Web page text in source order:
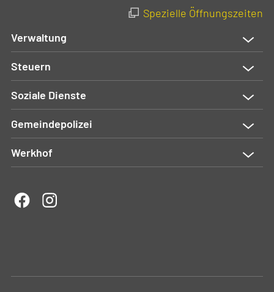
Spezielle Öffnungszeiten
Verwaltung
Steuern
Soziale Dienste
Gemeindepolizei
Werkhof